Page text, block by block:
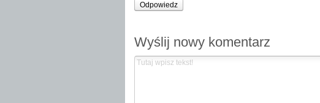
Odpowiedz
Wyślij nowy komentarz